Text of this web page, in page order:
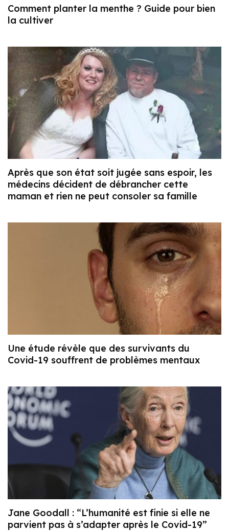
Comment planter la menthe ? Guide pour bien
la cultiver
Après que son état soit jugée sans espoir, les
médecins décident de débrancher cette
maman et rien ne peut consoler sa famille
Une étude révèle que des survivants du
Covid-19 souffrent de problèmes mentaux
Jane Goodall : “L’humanité est finie si elle ne
parvient pas à s’adapter après le Covid-19”